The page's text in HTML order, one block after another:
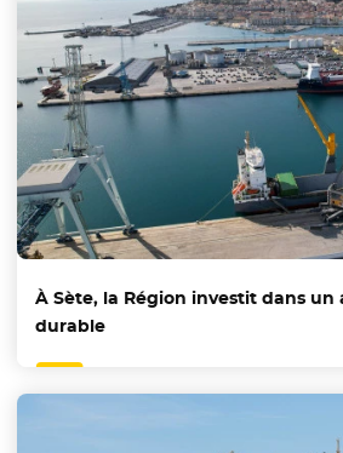
À Sète, la Région investit dans
durable